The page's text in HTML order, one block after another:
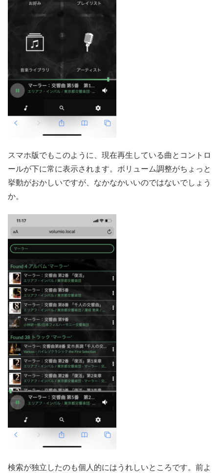
スマホ版でもこのように、現在再生している曲とコントロ
ールが下に常に表示されます。ボリューム調整がちょっと
挙動がおかしいですが、なかなかいいのではないでしょう
か。
検索が独立したのも個人的にはうれしいところです。前よ